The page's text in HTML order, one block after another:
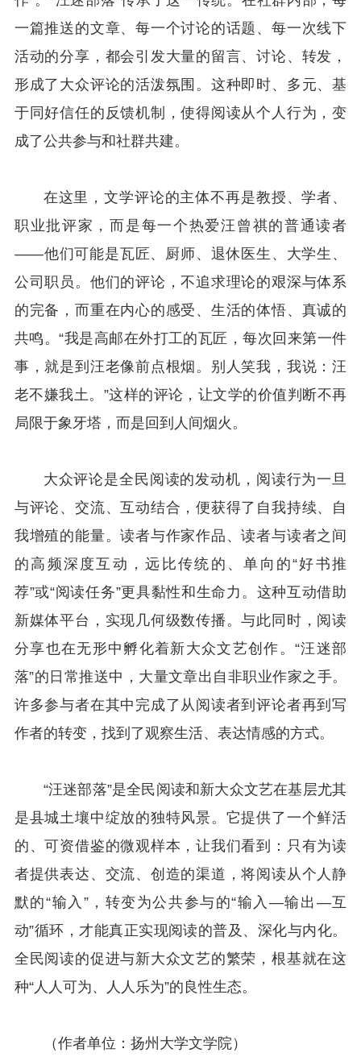
一篇推送的文章、每一个讨论的话题、每一次线下
活动的分享，都会引发大量的留言、讨论、转发，
形成了大众评论的活泼氛围。这种即时、多元、基
于同好信任的反馈机制，使得阅读从个人行为，变
成了公共参与和社群共建。
在这里，文学评论的主体不再是教授、学者、
职业批评家，而是每一个热爱汪曾祺的普通读者
——他们可能是瓦匠、厨师、退休医生、大学生、
公司职员。他们的评论，不追求理论的艰深与体系
的完备，而重在内心的感受、生活的体悟、真诚的
共鸣。“我是高邮在外打工的瓦匠，每次回来第一件
事，就是到汪老像前点根烟。别人笑我，我说：汪
老不嫌我土。”这样的评论，让文学的价值判断不再
局限于象牙塔，而是回到人间烟火。
大众评论是全民阅读的发动机，阅读行为一旦
与评论、交流、互动结合，便获得了自我持续、自
我增殖的能量。读者与作家作品、读者与读者之间
的高频深度互动，远比传统的、单向的“好书推
荐”或“阅读任务”更具黏性和生命力。这种互动借助
新媒体平台，实现几何级数传播。与此同时，阅读
分享也在无形中孵化着新大众文艺创作。“汪迷部
落”的日常推送中，大量文章出自非职业作家之手。
许多参与者在其中完成了从阅读者到评论者再到写
作者的转变，找到了观察生活、表达情感的方式。
“汪迷部落”是全民阅读和新大众文艺在基层尤其
是县城土壤中绽放的独特风景。它提供了一个鲜活
的、可资借鉴的微观样本，让我们看到：只有为读
者提供表达、交流、创造的渠道，将阅读从个人静
默的“输入”，转变为公共参与的“输入—输出—互
动”循环，才能真正实现阅读的普及、深化与内化。
全民阅读的促进与新大众文艺的繁荣，根基就在这
种“人人可为、人人乐为”的良性生态。
（作者单位：扬州大学文学院）